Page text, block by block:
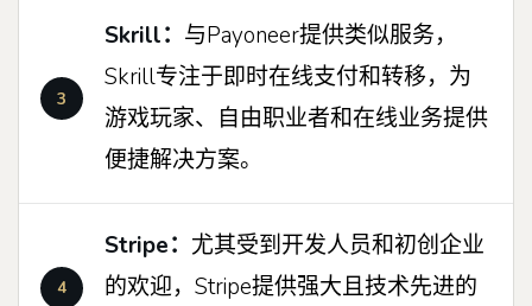
Skrill： 与Payoneer提供类似服务，
Skrill专注于即时在线支付和转移，为
游戏玩家、自由职业者和在线业务提供
便捷解决方案。
Stripe： 尤其受到开发人员和初创企业
的欢迎，Stripe提供强大且技术先进的